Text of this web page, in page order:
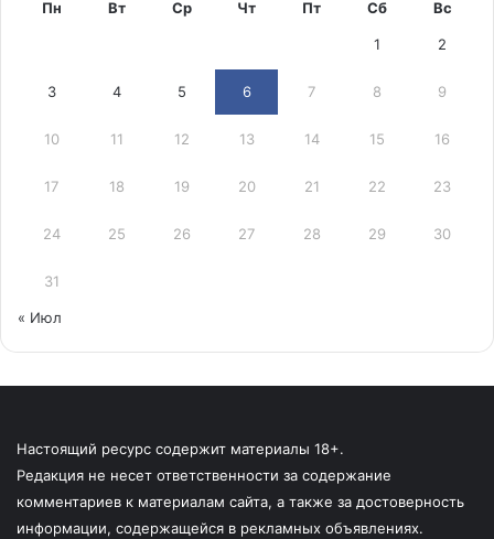
Пн Вт Ср Чт Пт Сб Вс
1 2
3 4 5 6 7 8 9
10 11 12 13 14 15 16
17 18 19 20 21 22 23
24 25 26 27 28 29 30
31
« Июл
Настоящий ресурс содержит материалы 18+.
Редакция не несет ответственности за содержание
комментариев к материалам сайта, а также за достоверность
информации, содержащейся в рекламных объявлениях.